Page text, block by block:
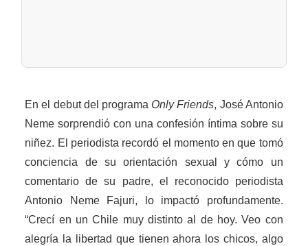
En el debut del programa Only Friends, José Antonio
Neme sorprendió con una confesión íntima sobre su
niñez. El periodista recordó el momento en que tomó
conciencia de su orientación sexual y cómo un
comentario de su padre, el reconocido periodista
Antonio Neme Fajuri, lo impactó profundamente.
“Crecí en un Chile muy distinto al de hoy. Veo con
alegría la libertad que tienen ahora los chicos, algo